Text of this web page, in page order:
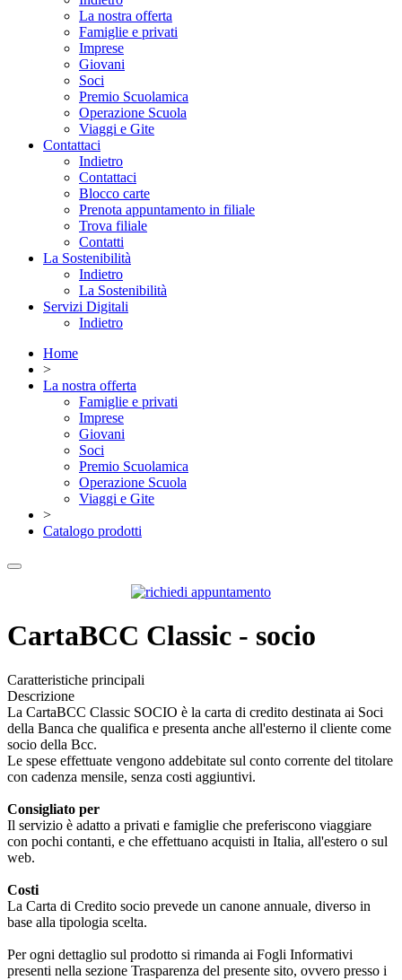
La nostra offerta
Famiglie e privati
Imprese
Giovani
Soci
Premio Scuolamica
Operazione Scuola
Viaggi e Gite
Contattaci
Indietro
Contattaci
Blocco carte
Prenota appuntamento in filiale
Trova filiale
Contatti
La Sostenibilità
Indietro
La Sostenibilità
Servizi Digitali
Indietro
Home
>
La nostra offerta
Famiglie e privati
Imprese
Giovani
Soci
Premio Scuolamica
Operazione Scuola
Viaggi e Gite
>
Catalogo prodotti
CartaBCC Classic - socio
Caratteristiche principali
Descrizione
La CartaBCC Classic SOCIO è la carta di credito destinata ai Soci
della Banca che qualifica e presenta anche all'esterno il cliente come
socio della Bcc.
Le spese effettuate vengono addebitate sul conto corrente del titolare
con cadenza mensile, senza costi aggiuntivi.
Consigliato per
Il servizio è adatto a privati e famiglie che preferiscono viaggiare
con pochi contanti, e che effettuano acquisti in Italia, all'estero o sul
web.
Costi
La Carta di Credito socio prevede un canone annuale, diverso in
base alla tipologia scelta.
Per ogni dettaglio sul prodotto si rimanda ai Fogli Informativi
presenti nella sezione Trasparenza del presente sito, ovvero presso i